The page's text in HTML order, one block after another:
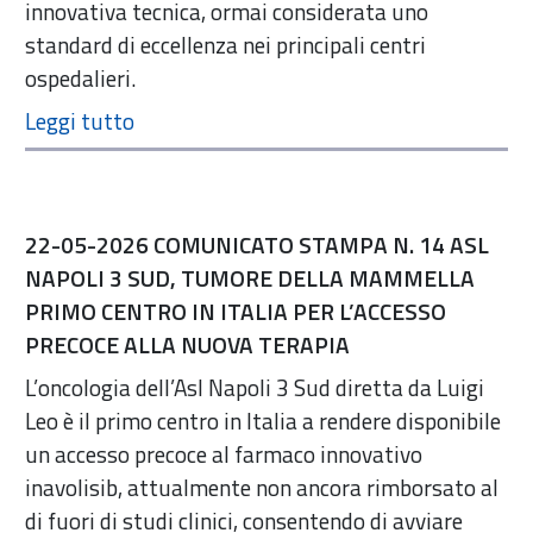
innovativa tecnica, ormai considerata uno
standard di eccellenza nei principali centri
ospedalieri.
22-05-2026 COMUNICATO STAMPA N. 14 ASL
NAPOLI 3 SUD, TUMORE DELLA MAMMELLA
PRIMO CENTRO IN ITALIA PER L’ACCESSO
PRECOCE ALLA NUOVA TERAPIA
L’oncologia dell’Asl Napoli 3 Sud diretta da Luigi
Leo è il primo centro in Italia a rendere disponibile
un accesso precoce al farmaco innovativo
inavolisib, attualmente non ancora rimborsato al
di fuori di studi clinici, consentendo di avviare